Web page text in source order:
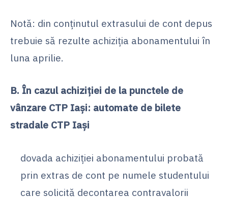
Notă: din conținutul extrasului de cont depus
trebuie să rezulte achiziția abonamentului în
luna aprilie.
B. În cazul achiziției de la punctele de
vânzare CTP Iași: automate de bilete
stradale CTP Iaşi
dovada achiziției abonamentului probată
prin extras de cont pe numele studentului
care solicită decontarea contravalorii